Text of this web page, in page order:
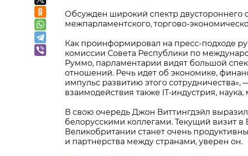
Обсужден широкий спектр двустороннего
межпарламентского, торгово-
Как проинформировал на пресс-подходе
комиссии Совета Республики по
Руммо, парламентарии видят большой
отношений. Речь идет об экономике,
импульс развитию этого
взаимодействия также IT-индустрия, наука,
В свою очередь Джон Виттингдэйл
белорусскими коллегами. Текущий визит
Великобритании станет очень
и партнерства между странами, уверен он.